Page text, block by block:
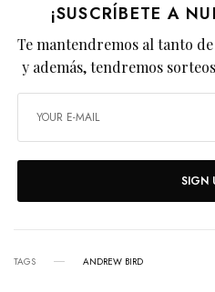
¡SUSCRÍBETE A
Te mantendremos al tanto
y además, tendremos
SIGN
TAGS ANDREW BIRD